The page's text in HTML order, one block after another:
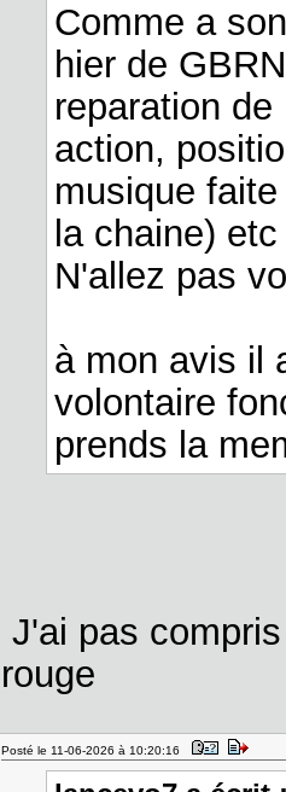
Comme a
hier de
reparation
action,
musique
la chaine) etc
N'allez pas
à mon avis il
volontaire
prends la
J'ai pas
rouge
Posté le 11-06-2026 à 10:20:16